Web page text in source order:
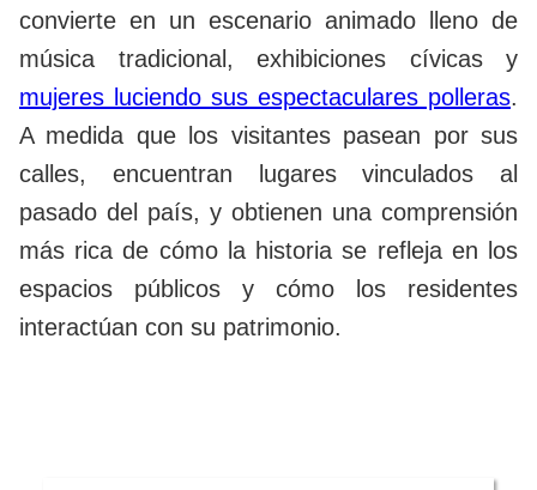
convierte en un escenario animado lleno de
música tradicional, exhibiciones cívicas y
mujeres luciendo sus espectaculares polleras.
A medida que los visitantes pasean por sus
calles, encuentran lugares vinculados al
pasado del país, y obtienen una comprensión
más rica de cómo la historia se refleja en los
espacios públicos y cómo los residentes
interactúan con su patrimonio.